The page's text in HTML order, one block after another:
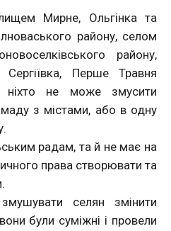
Мирне, Ольгінка та
району, селом
району,
Сергіївка, Перше Травня
ніхто не може змусити
з містами, або в одну
радам, та й не має на
права створювати та
селян змінити
були суміжні і провели